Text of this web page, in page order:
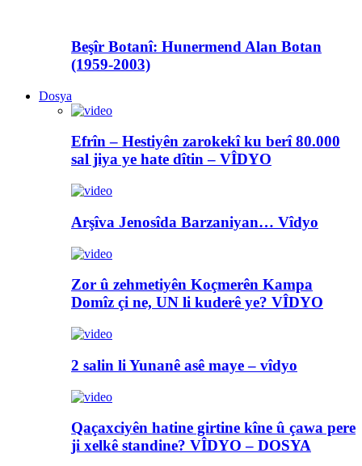
Beşîr Botanî: Hunermend Alan Botan
(1959-2003)
Dosya
Efrîn – Hestiyên zarokekî ku berî 80.000
sal jiya ye hate dîtin – VÎDYO
Arşîva Jenosîda Barzaniyan… Vîdyo
Zor û zehmetiyên Koçmerên Kampa
Domîz çi ne, UN li kuderê ye? VÎDYO
2 salin li Yunanê asê maye – vîdyo
Qaçaxciyên hatine girtine kîne û çawa pere
ji xelkê standine? VÎDYO – DOSYA